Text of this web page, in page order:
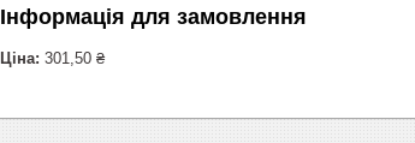
Інформація для замовлення
Ціна: 301,50 ₴